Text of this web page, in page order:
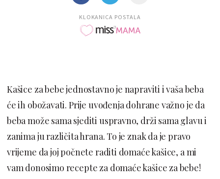
KLOKANICA POSTALA
Kašice za bebe jednostavno je napraviti i vaša beba
će ih obožavati. Prije uvođenja dohrane važno je da
beba može sama sjediti uspravno, drži sama glavu i
zanima ju različita hrana. To je znak da je pravo
vrijeme da joj počnete raditi domaće kašice, a mi
vam donosimo recepte za domaće kašice za bebe!